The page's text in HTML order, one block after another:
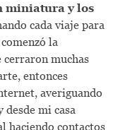
miniatura y los
cada viaje para
la
cerraron muchas
entonces
averiguando
desde mi casa
haciendo contactos